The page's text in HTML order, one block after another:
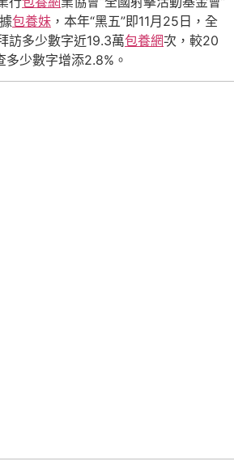
包養妹 ，本年“黑五”即11月25日，全
訪多少數字近19.3萬包養網次，較20
多少數字增添2.8%。